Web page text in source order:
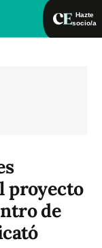
Hazte
socio/a
proyecto
de